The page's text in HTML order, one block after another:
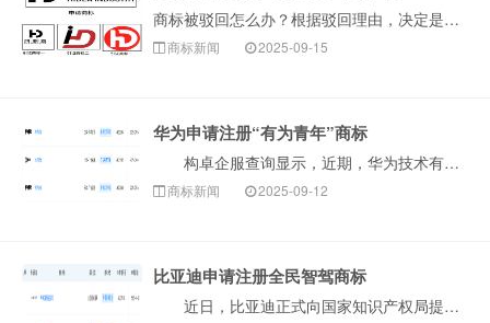
商标被驳回怎么办？根据驳回理由，决定是否申请驳回复审很关键。比如当商标因近似这种非绝对禁止性原因被驳回，可以尝试争取复审。今天，构卓给大家分享近期成功···
商标新闻 2025-09-15
华为申请注册“有为青年”商标
构卓企服查询显示，近期，华为技术有限公司申请注册3枚“有为青年”商标，国际分类为科学仪器、广告销售，当前商标状态均为等待实质审查。此举表明华为正进···
商标新闻 2025-09-12
比亚迪申请注册全民智驾商标
近日，比亚迪正式向国家知识产权局提交了“全民智驾”商标的注册申请。该商标申请信息已在国家知识产权局官网公示，申请类别为第9类，涵盖电子产品、计算机···